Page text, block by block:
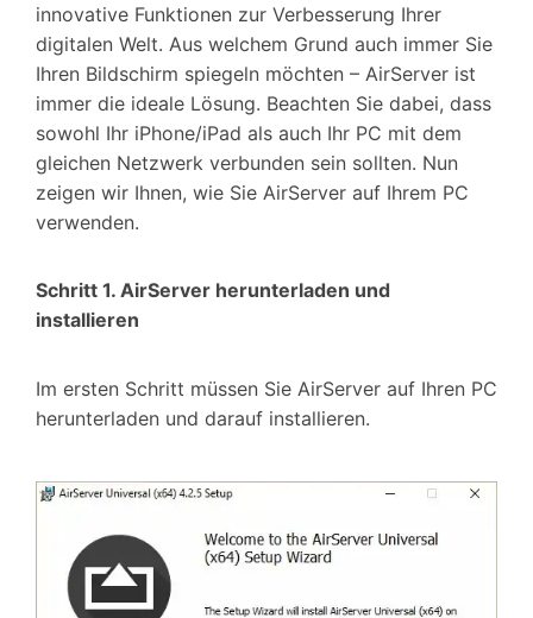
innovative Funktionen zur Verbesserung Ihrer
digitalen Welt. Aus welchem Grund auch immer Sie
Ihren Bildschirm spiegeln möchten – AirServer ist
immer die ideale Lösung. Beachten Sie dabei, dass
sowohl Ihr iPhone/iPad als auch Ihr PC mit dem
gleichen Netzwerk verbunden sein sollten. Nun
zeigen wir Ihnen, wie Sie AirServer auf Ihrem PC
verwenden.
Schritt 1. AirServer herunterladen und
installieren
Im ersten Schritt müssen Sie AirServer auf Ihren PC
herunterladen und darauf installieren.